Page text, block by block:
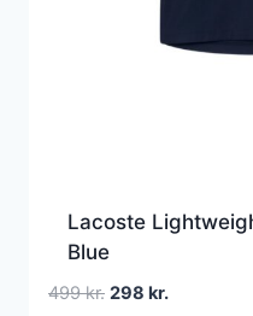
Lacoste
Blue
499kr. Den
298 kr.Den